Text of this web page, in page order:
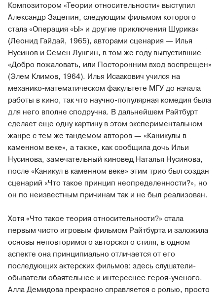
Композитором «Теории относительности» выступил
Александр Зацепин, следующим фильмом которого
стала «Операция «Ы» и другие приключения Шурика»
(Леонид Гайдай, 1965), авторами сценария — Илья
Нусинов и Семен Лунгин, в том же году выпустившие
«Добро пожаловать, или Посторонним вход воспрещен»
(Элем Климов, 1964). Илья Исаакович учился на
механико-математическом факультете МГУ до начала
работы в кино, так что научно-популярная комедия была
для него вполне сподручна. В дальнейшем Райтбурт
сделает еще одну картину в этом экспериментальном
жанре с тем же тандемом авторов — «Каникулы в
каменном веке», а также, как сообщила дочь Ильи
Нусинова, замечательный киновед Наталья Нусинова,
после «Каникул в каменном веке» этим трио был создан
сценарий «Что такое принцип неопределенности?», но
он по неизвестным причинам так и не был реализован.
Хотя «Что такое теория относительности?» стала
первым чисто игровым фильмом Райтбурта и заложила
основы неповторимого авторского стиля, в одном
аспекте она принципиально отличается от его
последующих актерских фильмов: здесь слушатели-
обыватели обаятельнее и интереснее героя-ученого.
Алла Демидова прекрасно справляется с ролью, просто